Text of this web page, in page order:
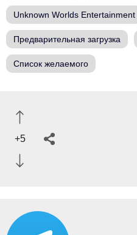
Unknown Worlds Entertainment
Предварительная загрузка
Список желаемого
+5